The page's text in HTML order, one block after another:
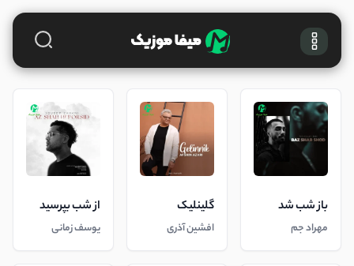
باز شب شد
مهراد جم
گلینلیک
افشین آذری
از شب بپرسید
یوسف زمانی